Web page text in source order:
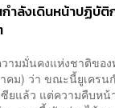
ำลังเดินหน้าปฏิบัติ
ามมั่นคงแห่งชาติขอ
คม) ว่า ขณะนี้ยูเครน
ยแล้ว แต่ความคืบหน้